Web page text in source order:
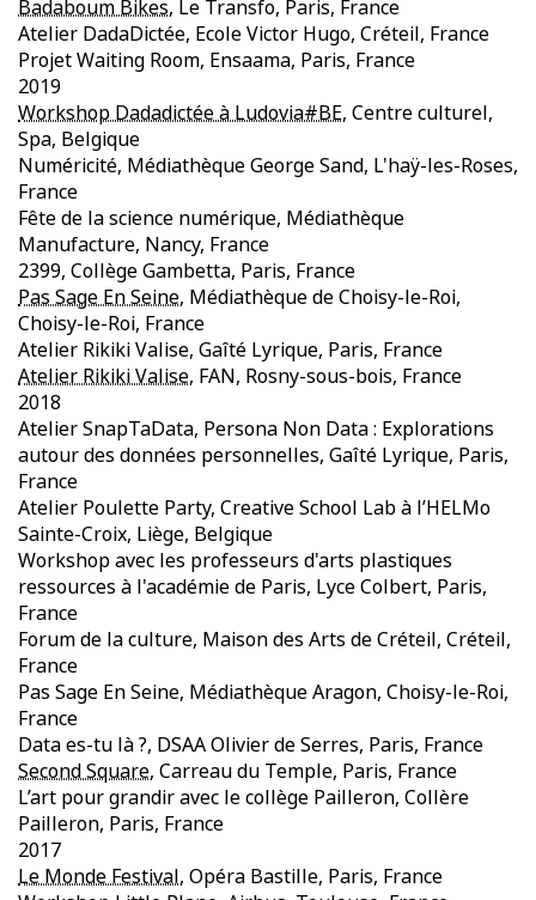
Badaboum Bikes, Le Transfo, Paris, France
Atelier DadaDictée, Ecole Victor Hugo, Créteil, France
Projet Waiting Room, Ensaama, Paris, France
2019
Workshop Dadadictée à Ludovia#BE, Centre culturel,
Spa, Belgique
Numéricité, Médiathèque George Sand, L'haÿ-les-Roses,
France
Fête de la science numérique, Médiathèque
Manufacture, Nancy, France
2399, Collège Gambetta, Paris, France
Pas Sage En Seine, Médiathèque de Choisy-le-Roi,
Choisy-le-Roi, France
Atelier Rikiki Valise, Gaîté Lyrique, Paris, France
Atelier Rikiki Valise, FAN, Rosny-sous-bois, France
2018
Atelier SnapTaData, Persona Non Data : Explorations
autour des données personnelles, Gaîté Lyrique, Paris,
France
Atelier Poulette Party, Creative School Lab à l’HELMo
Sainte-Croix, Liège, Belgique
Workshop avec les professeurs d'arts plastiques
ressources à l'académie de Paris, Lyce Colbert, Paris,
France
Forum de la culture, Maison des Arts de Créteil, Créteil,
France
Pas Sage En Seine, Médiathèque Aragon, Choisy-le-Roi,
France
Data es-tu là ?, DSAA Olivier de Serres, Paris, France
Second Square, Carreau du Temple, Paris, France
L’art pour grandir avec le collège Pailleron, Collère
Pailleron, Paris, France
2017
Le Monde Festival, Opéra Bastille, Paris, France